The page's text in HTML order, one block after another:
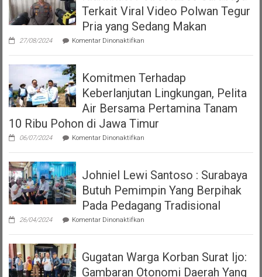
tolak
HGB
diatas
7
Tahun
2023
tentang
Dan
Terkait Viral Video Polwan Tegur
Pria yang Sedang Makan
27/08/2024 Komentar Dinonaktifkan
Polrestabes
Terkait
Video
Polwan
Tegur
Pria
Komitmen Terhadap
Keberlanjutan Lingkungan, Pelita
Air Bersama Pertamina Tanam
10 Ribu Pohon di Jawa Timur
06/07/2024 Komentar Dinonaktifkan
Terhadap
Lingkungan,
Air
Bersama
Pertamina
di
Johniel Lewi Santoso : Surabaya
Butuh Pemimpin Yang Berpihak
Pada Pedagang Tradisional
26/04/2024 Komentar Dinonaktifkan
Lewi
:
Surabaya
Butuh
Gugatan Warga Korban Surat Ijo:
Gambaran Otonomi Daerah Yang